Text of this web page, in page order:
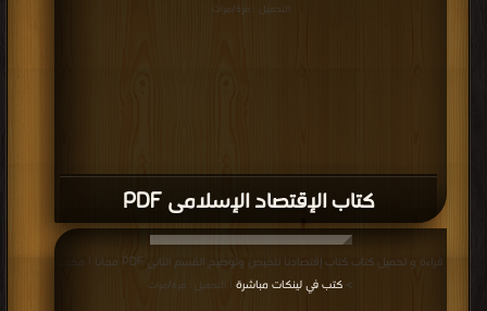
الذين
يقومون
باختياراتهم
ضمن
كتاب الإقتصاد الإسلامى PDF
التحميل : مرة/مرات
قراءة و تحميل كتاب كتاب إقتصادنا تلخيص وتوضيح القسم الثانى PDF مجانا | مكتبة
> كتب في لينكات مباشرة | التحميل : مرة/مرات